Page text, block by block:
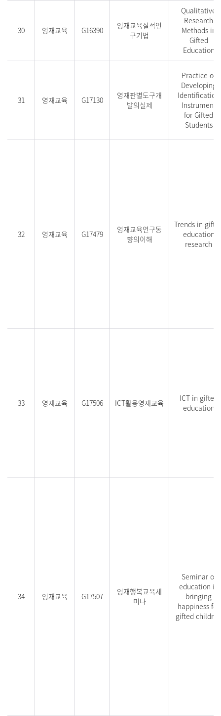
30 영재교육 G16390
영재교육질적연
구기법
Qualitative
Research
Methods in
Gifted
Education
31 영재교육 G17130
영재판별도구개
발의실제
Practice of
Developing
Identification
Instrument
for Gifted
Students
32 영재교육 G17479
영재교육연구동
향의이해
Trends in
education
research
33 영재교육 G17506 ICT활용영재교육
ICT in gifted
education
34 영재교육 G17507
영재행복교육세
미나
Seminar of
education in
bringing
happiness for
gifted children